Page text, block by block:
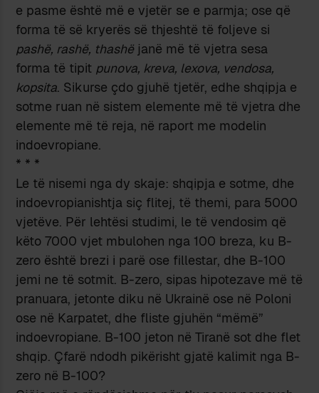
e pasme është më e vjetër se e parmja; ose që
forma të së kryerës së thjeshtë të foljeve si
pashë, rashë, thashë janë më të vjetra sesa
forma të tipit punova, kreva, lexova, vendosa,
kopsita. Sikurse çdo gjuhë tjetër, edhe shqipja e
sotme ruan në sistem elemente më të vjetra dhe
elemente më të reja, në raport me modelin
indoevropiane.
* * *
Le të nisemi nga dy skaje: shqipja e sotme, dhe
indoevropianishtja siç flitej, të themi, para 5000
vjetëve. Për lehtësi studimi, le të vendosim që
këto 7000 vjet mbulohen nga 100 breza, ku B-
zero është brezi i parë ose fillestar, dhe B-100
jemi ne të sotmit. B-zero, sipas hipotezave më të
pranuara, jetonte diku në Ukrainë ose në Poloni
ose në Karpatet, dhe fliste gjuhën “mëmë”
indoevropiane. B-100 jeton në Tiranë sot dhe flet
shqip. Çfarë ndodh pikërisht gjatë kalimit nga B-
zero në B-100?